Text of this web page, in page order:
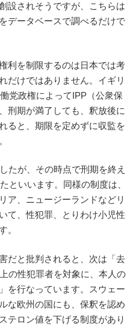
設されそうですが、こちらは
データベースで調べるだけで
利を制限するのは日本では考
だけではありません。イギリ
党政権によってIPP（公衆保
刑期が満了しても、釈放後に
ると、期限を定めずに収監を
たが、その時点で刑期を終え
といいます。同様の制度は、
ア、ニュージーランドなどリ
て、性犯罪、とりわけ小児性
。
だと批判されると、次は「去
の性犯罪者を対象に、本人の
を行なっています。スウェー
な欧州の国にも、保釈を認め
テロン値を下げる制度があり